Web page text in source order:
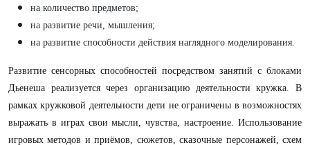
на количество предметов;
на развитие речи, мышления;
на развитие способности действия наглядного моделирования.
Развитие сенсорных способностей посредством занятий с блоками
Дьенеша реализуется через организацию деятельности кружка. В
рамках кружковой деятельности дети не ограничены в возможностях
выражать в играх свои мысли, чувства, настроение. Использование
игровых методов и приёмов, сюжетов, сказочные персонажей, схем